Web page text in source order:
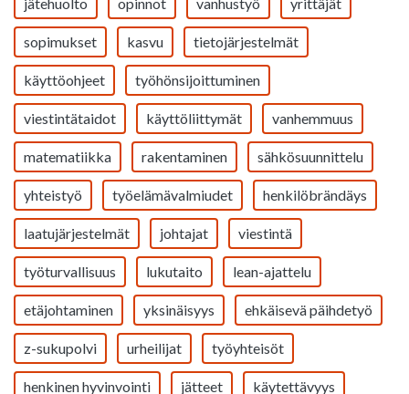
sopimukset kasvu tietojärjestelmät
käyttöohjeet työhönsijoittuminen
viestintätaidot käyttöliittymät vanhemmuus
matematiikka rakentaminen sähkösuunnittelu
yhteistyö työelämävalmiudet henkilöbrändäys
laatujärjestelmät johtajat viestintä
työturvallisuus lukutaito lean-ajattelu
etäjohtaminen yksinäisyys ehkäisevä päihdetyö
z-sukupolvi urheilijat työyhteisöt
henkinen hyvinvointi jätteet käytettävyys